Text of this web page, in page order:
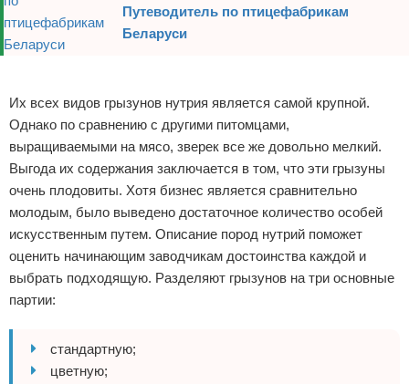
Путеводитель по птицефабрикам
Беларуси
Их всех видов грызунов нутрия является самой крупной.
Однако по сравнению с другими питомцами,
выращиваемыми на мясо, зверек все же довольно мелкий.
Выгода их содержания заключается в том, что эти грызуны
очень плодовиты. Хотя бизнес является сравнительно
молодым, было выведено достаточное количество особей
искусственным путем. Описание пород нутрий поможет
оценить начинающим заводчикам достоинства каждой и
выбрать подходящую. Разделяют грызунов на три основные
партии:
стандартную;
цветную;